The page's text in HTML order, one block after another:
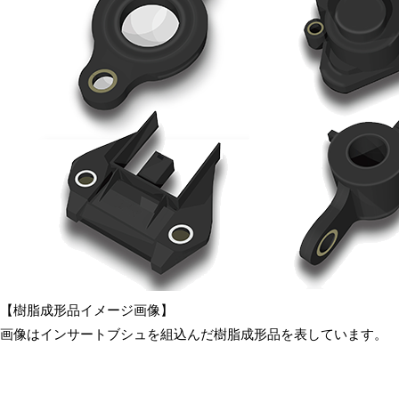
【樹脂成形品イメージ画像】
画像はインサートブシュを組込んだ樹脂成形品を表しています。